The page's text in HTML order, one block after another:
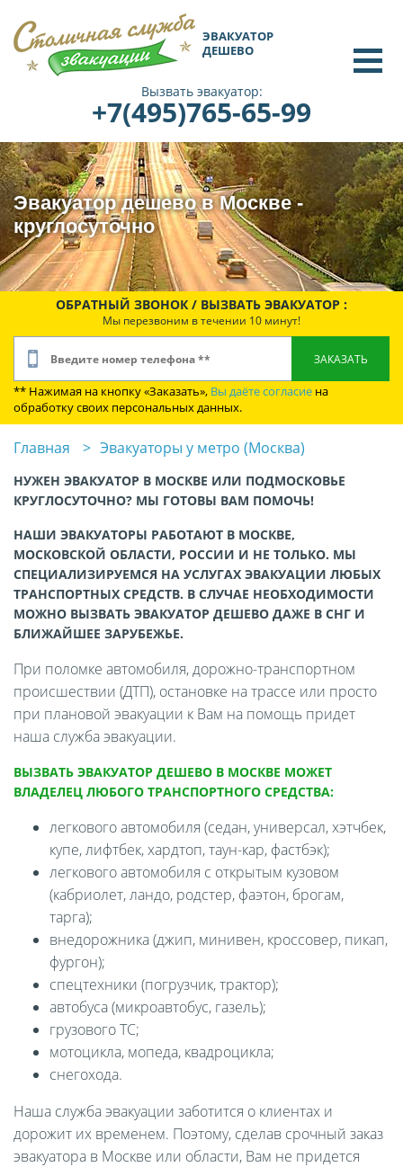
ЭВАКУАТОР
ДЕШЕВО
Вызвать эвакуатор:
+7(495)765-65-99
Эвакуатор дешево в Москве -
круглосуточно
ОБРАТНЫЙ ЗВОНОК / ВЫЗВАТЬ ЭВАКУАТОР :
Мы перезвоним в течении 10 минут!
** Нажимая на кнопку «Заказать», Вы даёте согласие на
обработку своих персональных данных.
Главная Эвакуаторы у метро (Москва)
НУЖЕН ЭВАКУАТОР В МОСКВЕ ИЛИ ПОДМОСКОВЬЕ
КРУГЛОСУТОЧНО? МЫ ГОТОВЫ ВАМ ПОМОЧЬ!
НАШИ ЭВАКУАТОРЫ РАБОТАЮТ В МОСКВЕ,
МОСКОВСКОЙ ОБЛАСТИ, РОССИИ И НЕ ТОЛЬКО. МЫ
СПЕЦИАЛИЗИРУЕМСЯ НА УСЛУГАХ ЭВАКУАЦИИ ЛЮБЫХ
ТРАНСПОРТНЫХ СРЕДСТВ. В СЛУЧАЕ НЕОБХОДИМОСТИ
МОЖНО ВЫЗВАТЬ ЭВАКУАТОР ДЕШЕВО ДАЖЕ В СНГ И
БЛИЖАЙШЕЕ ЗАРУБЕЖЬЕ.
При поломке автомобиля, дорожно-транспортном
происшествии (ДТП), остановке на трассе или просто
при плановой эвакуации к Вам на помощь придет
наша служба эвакуации.
ВЫЗВАТЬ ЭВАКУАТОР ДЕШЕВО В МОСКВЕ МОЖЕТ
ВЛАДЕЛЕЦ ЛЮБОГО ТРАНСПОРТНОГО СРЕДСТВА:
легкового автомобиля (седан, универсал, хэтчбек,
купе, лифтбек, хардтоп, таун-кар, фастбэк);
легкового автомобиля с открытым кузовом
(кабриолет, ландо, родстер, фаэтон, брогам,
тарга);
внедорожника (джип, минивен, кроссовер, пикап,
фургон);
спецтехники (погрузчик, трактор);
автобуса (микроавтобус, газель);
грузового ТС;
мотоцикла, мопеда, квадроцикла;
снегохода.
Наша служба эвакуации заботится о клиентах и
дорожит их временем. Поэтому, сделав срочный заказ
эвакуатора в Москве или области, Вам не придется